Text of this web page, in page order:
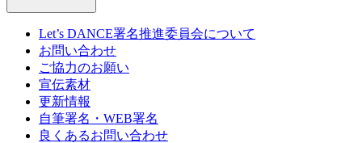
Let’s DANCE署名推進委員会について
お問い合わせ
ご協力のお願い
宣伝素材
更新情報
自筆署名・WEB署名
良くあるお問い合わせ